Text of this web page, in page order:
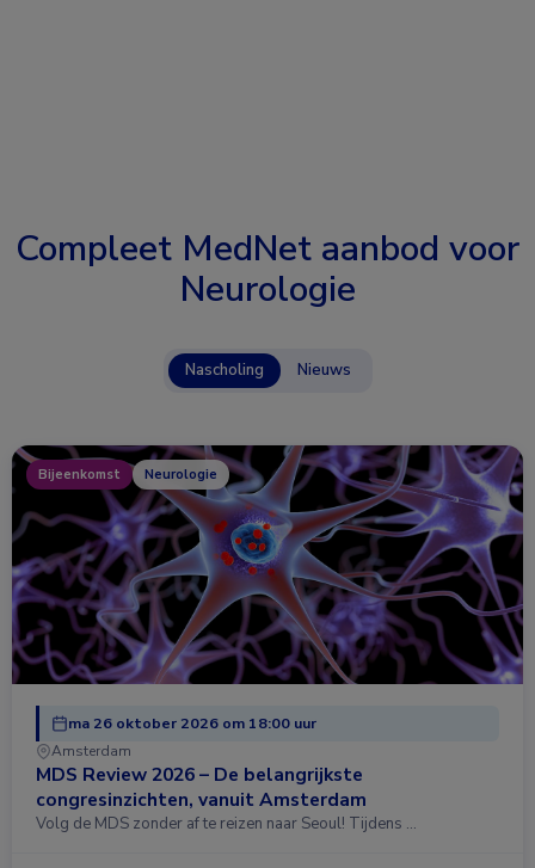
Compleet MedNet aanbod voor
Neurologie
Nascholing Nieuws
Bijeenkomst Neurologie
ma 26 oktober 2026 om 18:00 uur
Amsterdam
MDS Review 2026 – De belangrijkste
congresinzichten, vanuit Amsterdam
Volg de MDS zonder af te reizen naar Seoul! Tijdens …